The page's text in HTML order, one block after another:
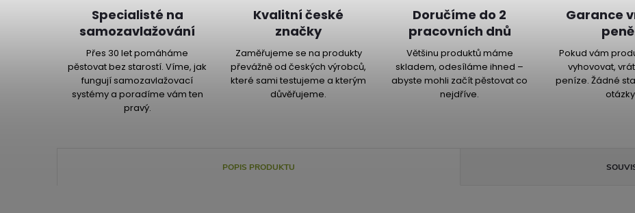
Specialisté na
samozavlažování
Přes 30 let pomáháme
pěstovat bez starostí. Víme, jak
fungují samozavlažovací
systémy a poradíme vám ten
pravý.
Kvalitní české
značky
Zaměřujeme se na produkty
převážně od českých výrobců,
které sami testujeme a kterým
důvěřujeme.
Doručíme do 2
pracovních dnů
Většinu produktů máme
skladem, odesíláme ihned –
abyste mohli začít pěstovat co
nejdříve.
Garance
Pokud vám
vyhovovat,
peníze. Žádné
POPIS PRODUKTU